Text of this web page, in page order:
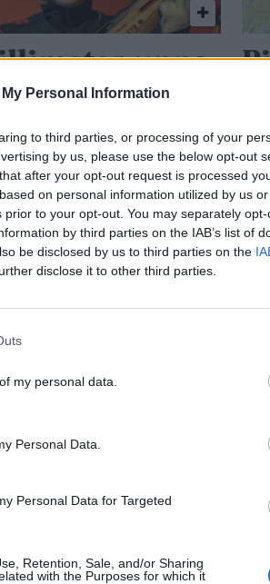
Personal Information
to third parties, or processing of your
by us, please use the below opt-out
after your opt-out request is processed
on personal information utilized by us
to your opt-out. You may separately
by third parties on the IAB’s list of
be disclosed by us to third parties on the
disclose it to other third parties.
my personal data.
Personal Data.
Personal Data for Targeted
Retention, Sale, and/or Sharing
with the Purposes for which it
unna
til
Mest lest siste uke:
Se
5
Med
Bjørn
MC-